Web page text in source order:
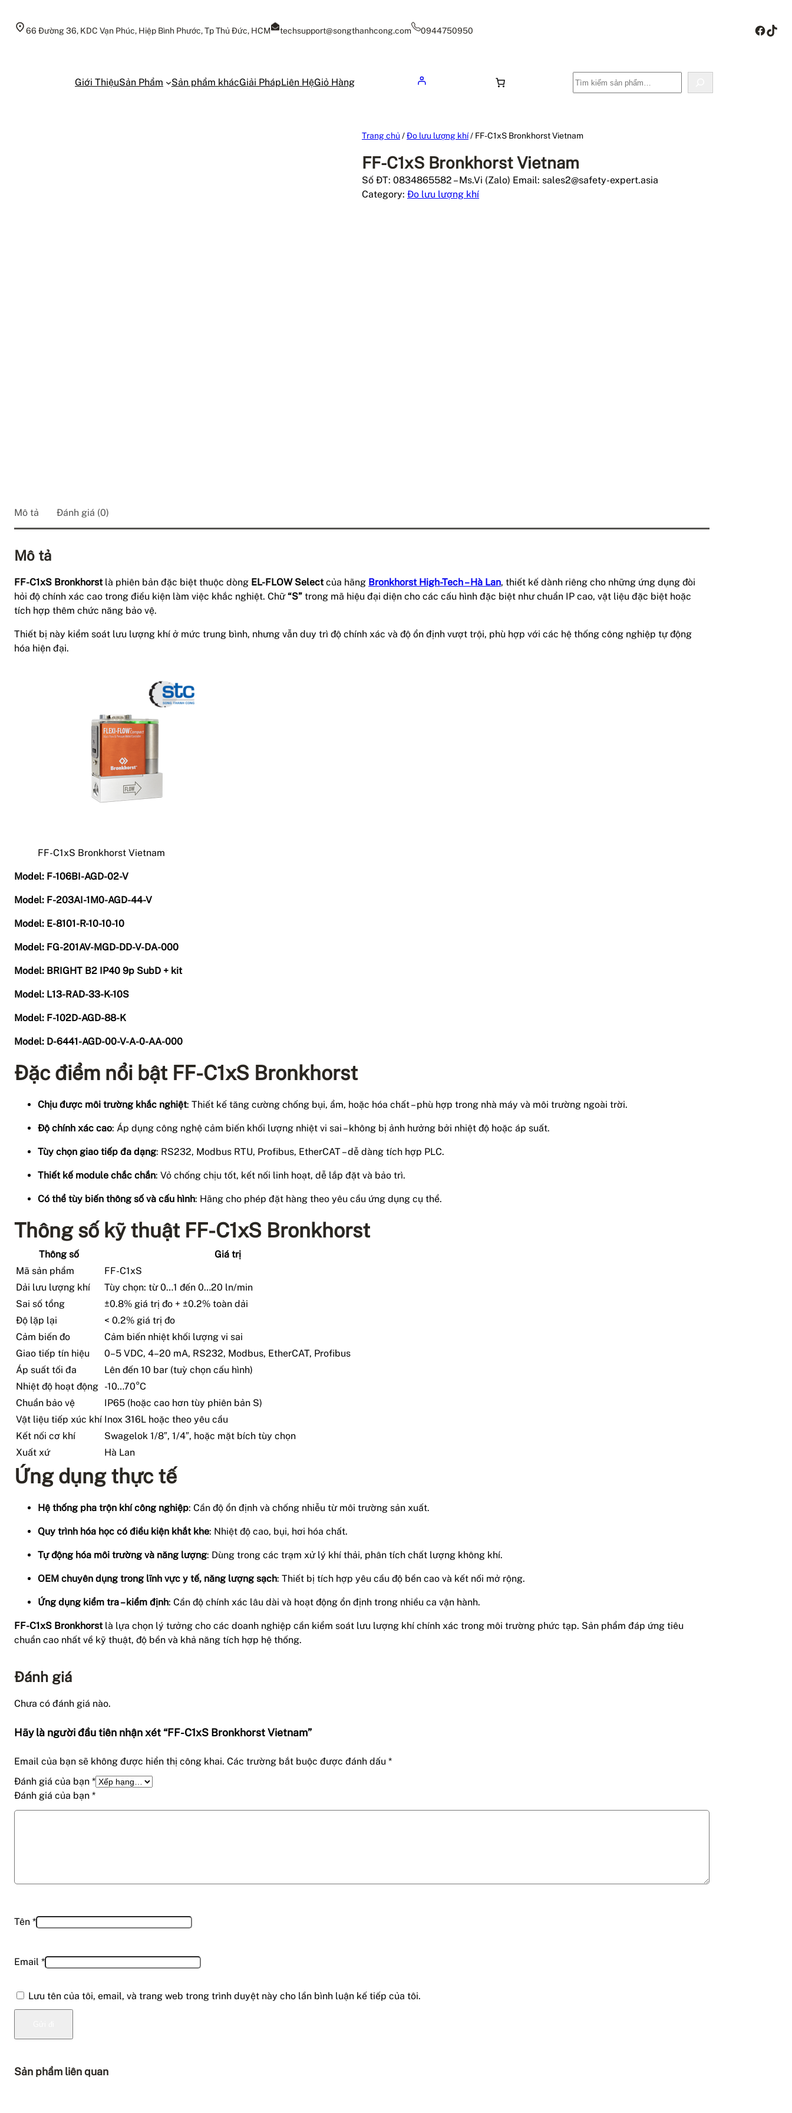
66 Đường 36, KDC Vạn Phúc, Hiệp Bình Phước, Tp Thủ Đức, HCM techsupport@songthanhcong.com 0944750950
Giới ThiệuSản Phẩm Sản phẩm khácGiải PhápLiên HệGiỏ Hàng
Tìm
kiếm
Trang chủ /Đo lưu lượng khí/ FF-C1xS Bronkhorst Vietnam
FF-C1xS Bronkhorst Vietnam
Số ĐT: 0834865582 – Ms.Vi (Zalo) Email: sales2@safety-expert.asia
Category: Đo lưu lượng khí
Mô tả Đánh giá (0)
Mô tả
FF-C1xS Bronkhorstlà phiên bản đặc biệt thuộc dòng EL-FLOW Selectcủa hãng Bronkhorst High-Tech – Hà Lan, thiết kế dành riêng cho những ứng dụng đòi
hỏi độ chính xác cao trong điều kiện làm việc khắc nghiệt. Chữ“S” trong mã hiệu đại diện cho các cấu hình đặc biệt như chuẩn IP cao, vật liệu đặc biệt hoặc
tích hợp thêm chức năng bảo vệ.
Thiết bị này kiểm soát lưu lượng khí ở mức trung bình, nhưng vẫn duy trì độ chính xác và độ ổn định vượt trội, phù hợp với các hệ thống công nghiệp tự động
hóa hiện đại.
FF-C1xS Bronkhorst Vietnam
Model: F-106BI-AGD-02-V
Model: F-203AI-1M0-AGD-44-V
Model: E-8101-R-10-10-10
Model: FG-201AV-MGD-DD-V-DA-000
Model: BRIGHT B2 IP40 9p SubD + kit
Model: L13-RAD-33-K-10S
Model: F-102D-AGD-88-K
Model: D-6441-AGD-00-V-A-0-AA-000
Đặc điểm nổi bật FF-C1xS Bronkhorst
Chịu được môi trường khắc nghiệt: Thiết kế tăng cường chống bụi, ẩm, hoặc hóa chất – phù hợp trong nhà máy và môi trường ngoài trời.
Độ chính xác cao: Áp dụng công nghệ cảm biến khối lượng nhiệt vi sai – không bị ảnh hưởng bởi nhiệt độ hoặc áp suất.
Tùy chọn giao tiếp đa dạng: RS232, Modbus RTU, Profibus, EtherCAT – dễ dàng tích hợp PLC.
Thiết kế module chắc chắn: Vỏ chống chịu tốt, kết nối linh hoạt, dễ lắp đặt và bảo trì.
Có thể tùy biến thông số và cấu hình: Hãng cho phép đặt hàng theo yêu cầu ứng dụng cụ thể.
Thông số kỹ thuật FF-C1xS Bronkhorst
Thông số
Giá trị
Mã sản phẩm
FF-C1xS
Dải lưu lượng khí
Tùy chọn: từ 0…1 đến 0…20 ln/min
Sai số tổng
±0.8% giá trị đo + ±0.2% toàn dải
Độ lặp lại
< 0.2% giá trị đo
Cảm biến đo
Cảm biến nhiệt khối lượng vi sai
Giao tiếp tín hiệu
0–5 VDC, 4–20 mA, RS232, Modbus, EtherCAT, Profibus
Áp suất tối đa
Lên đến 10 bar (tuỳ chọn cấu hình)
Nhiệt độ hoạt động -10…70°C
Chuẩn bảo vệ
IP65 (hoặc cao hơn tùy phiên bản S)
Vật liệu tiếp xúc khí Inox 316L hoặc theo yêu cầu
Kết nối cơ khí
Swagelok 1/8″, 1/4″, hoặc mặt bích tùy chọn
Xuất xứ
Hà Lan
Ứng dụng thực tế
Hệ thống pha trộn khí công nghiệp: Cần độ ổn định và chống nhiễu từ môi trường sản xuất.
Quy trình hóa học có điều kiện khắt khe: Nhiệt độ cao, bụi, hơi hóa chất.
Tự động hóa môi trường và năng lượng: Dùng trong các trạm xử lý khí thải, phân tích chất lượng không khí.
OEM chuyên dụng trong lĩnh vực y tế, năng lượng sạch: Thiết bị tích hợp yêu cầu độ bền cao và kết nối mở rộng.
Ứng dụng kiểm tra – kiểm định: Cần độ chính xác lâu dài và hoạt động ổn định trong nhiều ca vận hành.
FF-C1xS Bronkhorstlà lựa chọn lý tưởng cho các doanh nghiệp cần kiểm soát lưu lượng khí chính xác trong môi trường phức tạp. Sản phẩm đáp ứng tiêu
chuẩn cao nhất về kỹ thuật, độ bền và khả năng tích hợp hệ thống.
Đánh giá
Chưa có đánh giá nào.
Hãy là người đầu tiên nhận xét “FF-C1xS Bronkhorst Vietnam”
Email của bạn sẽ không được hiển thị công khai. Các trường bắt buộc được đánh dấu *
Đánh giá của bạn *
Đánh giá của bạn *
Tên *
Email *
Lưu tên của tôi, email, và trang web trong trình duyệt này cho lần bình luận kế tiếp của tôi.
Sản phẩm liên quan